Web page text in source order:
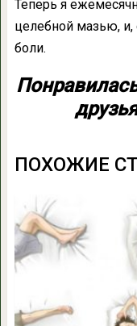
Теперь я
целебной мазью, и,
боли.
ПОХОЖИЕ